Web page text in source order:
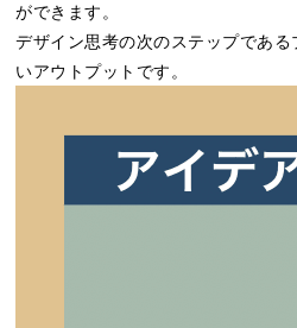
ができます。
デザイン思考の次のステップであ
いアウトプットです。